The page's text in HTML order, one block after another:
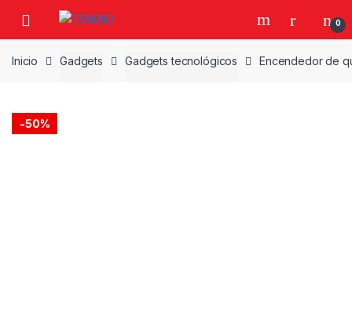
navigation
content
0
Inicio Gadgets Gadgets tecnológicos Encendedor de
-50%